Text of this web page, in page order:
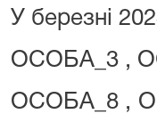
У березні
ОСОБА_3 ,
ОСОБА_8 ,